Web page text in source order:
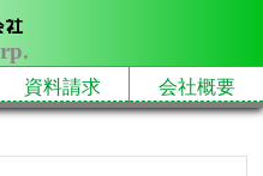
資料請求 会社概要